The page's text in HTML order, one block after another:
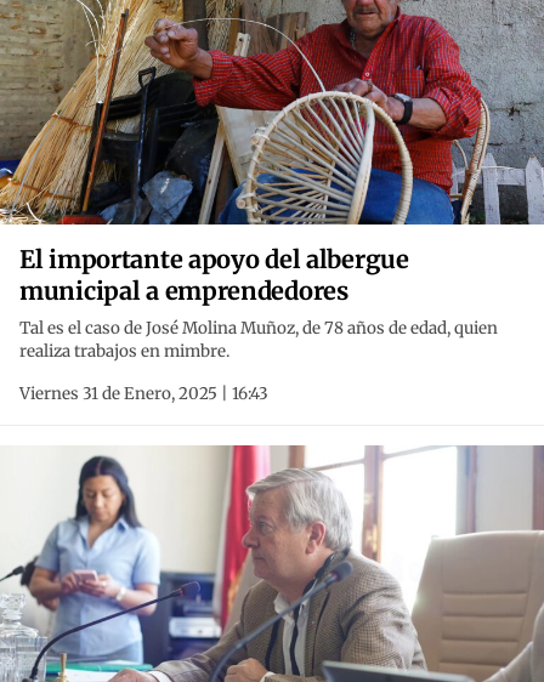
El importante apoyo del albergue
municipal a emprendedores
Tal es el caso de José Molina Muñoz, de 78 años de edad, quien
realiza trabajos en mimbre.
Viernes 31 de Enero, 2025 | 16:43